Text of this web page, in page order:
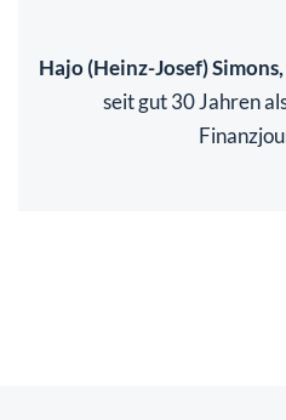
Hajo (Heinz-Josef) Simons,
seit gut 30 Jahren